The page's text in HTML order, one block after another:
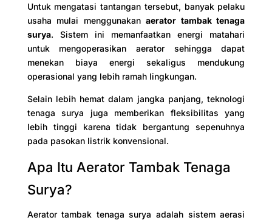
Untuk mengatasi tantangan tersebut, banyak pelaku
usaha mulai menggunakanaerator tambak tenaga
surya. Sistem ini memanfaatkan energi matahari
untuk mengoperasikan aerator sehingga dapat
menekan biaya energi sekaligus mendukung
operasional yang lebih ramah lingkungan.
Selain lebih hemat dalam jangka panjang, teknologi
tenaga surya juga memberikan fleksibilitas yang
lebih tinggi karena tidak bergantung sepenuhnya
pada pasokan listrik konvensional.
Apa Itu Aerator Tambak Tenaga
Surya?
Aerator tambak tenaga surya adalah sistem aerasi